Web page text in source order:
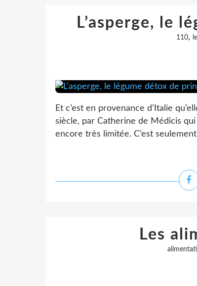
L’asperge, le
110,
Et c’est en provenance d’Italie
siècle, par Catherine de Médicis
encore très limitée. C’est
Les